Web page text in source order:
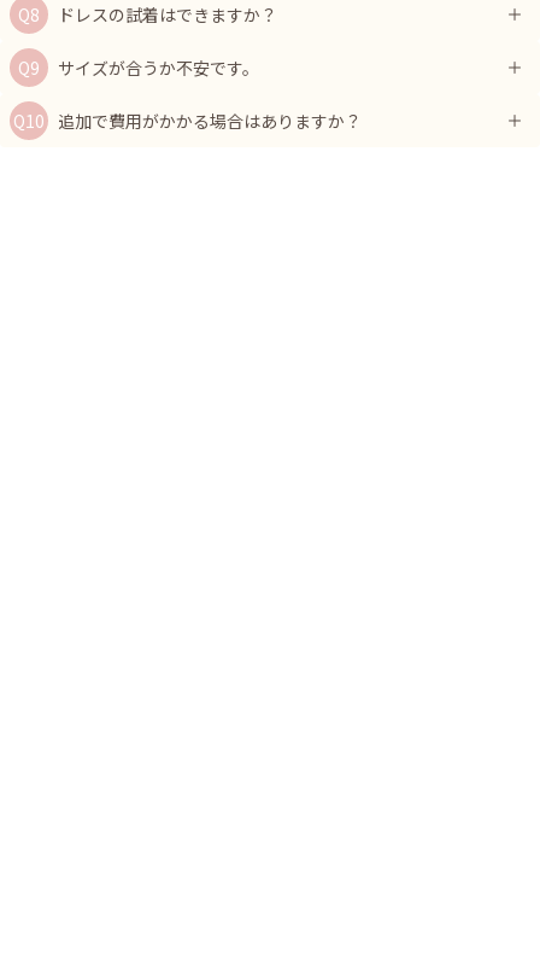
ドレスの試着はできますか？
サイズが合うか不安です。
追加で費用がかかる場合はありますか？